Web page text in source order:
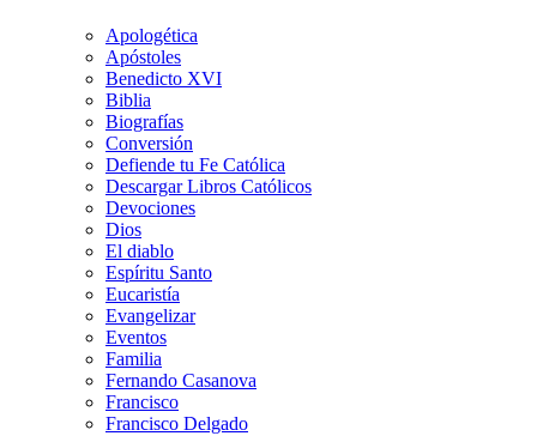
Apologética
Apóstoles
Benedicto XVI
Biblia
Biografías
Conversión
Defiende tu Fe Católica
Descargar Libros Católicos
Devociones
Dios
El diablo
Espíritu Santo
Eucaristía
Evangelizar
Eventos
Familia
Fernando Casanova
Francisco
Francisco Delgado